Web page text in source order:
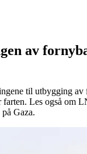
av
til utbygging av
Les også om
Gaza.